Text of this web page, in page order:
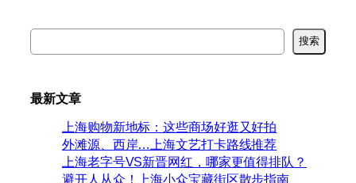
搜
索
搜索
最新文章
上海购物新地标：这些商场好逛又好拍
外滩源、西岸…上海文艺打卡路线推荐
上海老字号VS新晋网红，哪家更值得排队？
避开人从众！上海小众宝藏街区散步指南